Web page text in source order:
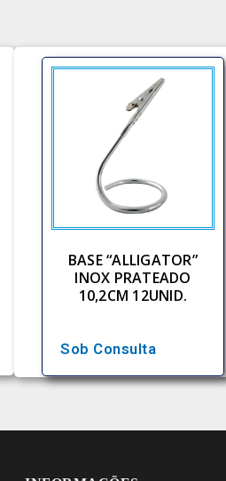
BASE “ALLIGATOR”
INOX PRATEADO
10,2CM 12UNID.
Sob Consulta